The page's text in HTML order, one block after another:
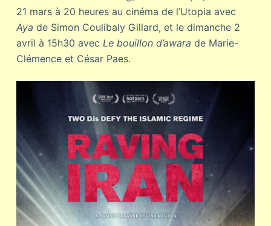
21 mars à 20 heures au cinéma de l’Utopia avec
Aya de Simon Coulibaly Gillard, et le dimanche 2
avril à 15h30 avec Le bouillon d’awara de Marie-
Clémence et César Paes.